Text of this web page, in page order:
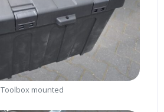
Toolbox mounted